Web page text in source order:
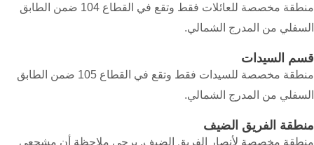
منطقة مخصصة للعائلات فقط وتقع في القطاع 104 ضمن الطابق
السفلي من المدرج الشمالي.
قسم السيدات
منطقة مخصصة للسيدات فقط وتقع في القطاع 105 ضمن الطابق
السفلي من المدرج الشمالي.
منطقة الفريق الضيف
منطقة مخصصة لأنصار الفريق الضيف. يرجى ملاحظة أن مشجعي